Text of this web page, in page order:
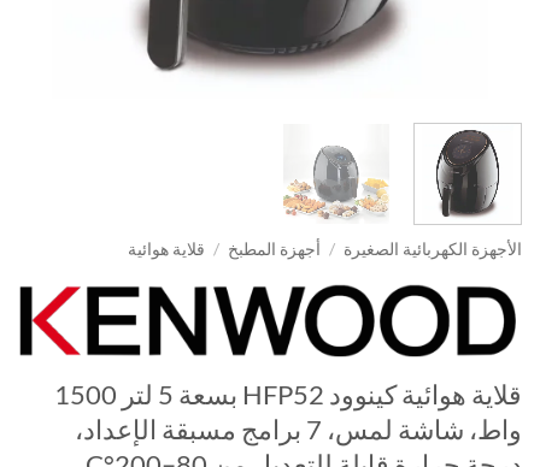
الأجهزة الكهربائية الصغيرة / أجهزة المطبخ / قلاية هوائية
قلاية هوائية كينوود HFP52 بسعة 5 لتر 1500
واط، شاشة لمس، 7 برامج مسبقة الإعداد،